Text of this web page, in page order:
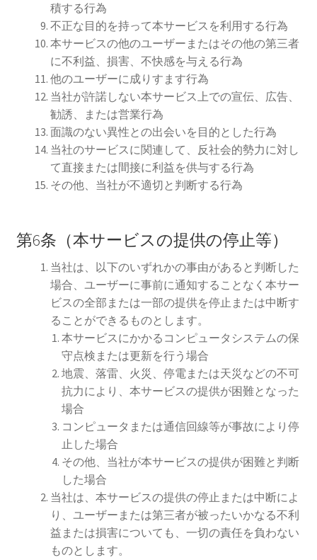
積する行為
不正な目的を持って本サービスを利用する行為
本サービスの他のユーザーまたはその他の第三者
に不利益、損害、不快感を与える行為
他のユーザーに成りすます行為
当社が許諾しない本サービス上での宣伝、広告、
勧誘、または営業行為
面識のない異性との出会いを目的とした行為
当社のサービスに関連して、反社会的勢力に対し
て直接または間接に利益を供与する行為
その他、当社が不適切と判断する行為
第6条（本サービスの提供の停止等）
当社は、以下のいずれかの事由があると判断した
場合、ユーザーに事前に通知することなく本サー
ビスの全部または一部の提供を停止または中断す
ることができるものとします。
本サービスにかかるコンピュータシステムの保
守点検または更新を行う場合
地震、落雷、火災、停電または天災などの不可
抗力により、本サービスの提供が困難となった
場合
コンピュータまたは通信回線等が事故により停
止した場合
その他、当社が本サービスの提供が困難と判断
した場合
当社は、本サービスの提供の停止または中断によ
り、ユーザーまたは第三者が被ったいかなる不利
益または損害についても、一切の責任を負わない
ものとします。